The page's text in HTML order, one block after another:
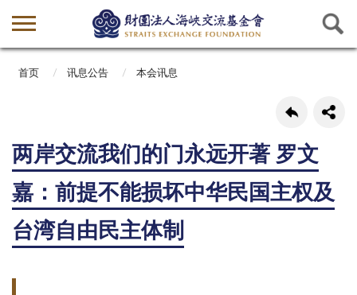
首页 讯息公告 本会讯息
两岸交流我们的门永远开著 罗文
嘉：前提不能损坏中华民国主权及
台湾自由民主体制